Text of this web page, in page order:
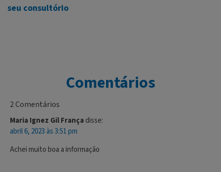
seu consultório
Comentários
2 Comentários
Maria Ignez Gil Françadisse:
abril 6, 2023 às 3:51 pm
Achei muito boa a informação